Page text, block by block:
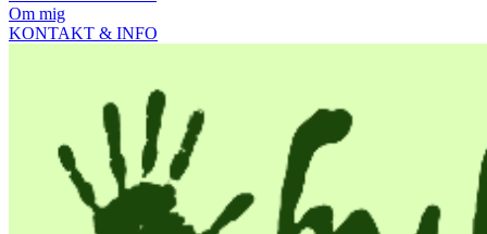
Om mig
KONTAKT & INFO